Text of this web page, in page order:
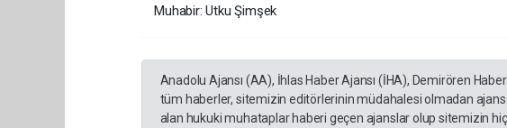
Muhabir: Utku Şimşek
Anadolu Ajansı (AA), İhlas Haber Ajansı (İHA), Demirören
tüm haberler, sitemizin editörlerinin müdahalesi olmadan
alan hukuki muhataplar haberi geçen ajanslar olup sitemizin